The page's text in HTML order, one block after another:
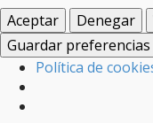
Aceptar
Denegar
Guardar preferencias
Política de